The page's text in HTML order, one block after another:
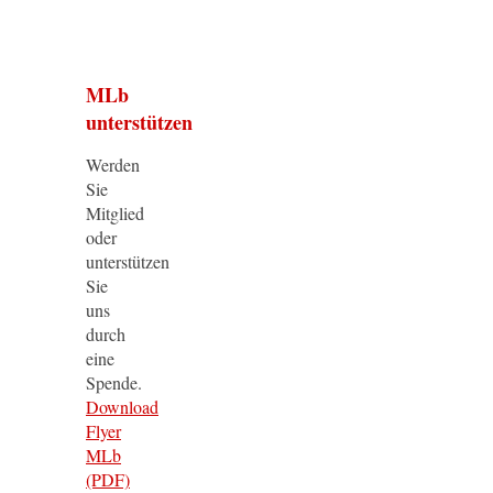
MLb
unterstützen
Werden
Sie
Mitglied
oder
unterstützen
Sie
uns
durch
eine
Spende.
Download
Flyer
MLb
(PDF)